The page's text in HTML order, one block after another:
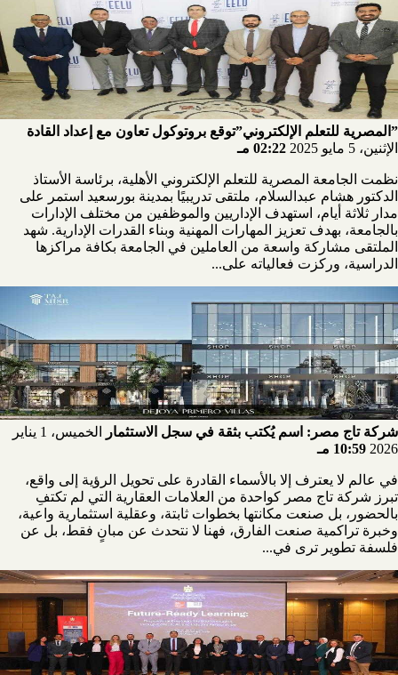
”المصرية للتعلم الإلكتروني”توقع بروتوكول تعاون مع إعداد القادة
الإثنين، 5 مايو 2025
02:22 مـ
نظمت الجامعة المصرية للتعلم الإلكتروني الأهلية، برئاسة الأستاذ
الدكتور هشام عبدالسلام، ملتقى تدريبيًا بمدينة بورسعيد استمر على
مدار ثلاثة أيام، استهدف الإداريين والموظفين من مختلف الإدارات
بالجامعة، بهدف تعزيز المهارات المهنية وبناء القدرات الإدارية. شهد
الملتقى مشاركة واسعة من العاملين في الجامعة بكافة مراكزها
الدراسية، وركزت فعالياته على...
شركة تاج مصر: اسم يُكتب بثقة في سجل الاستثمار
الخميس، 1 يناير
2026 10:59 مـ
في عالم لا يعترف إلا بالأسماء القادرة على تحويل الرؤية إلى واقع،
تبرز شركة تاج مصر كواحدة من العلامات العقارية التي لم تكتفِ
بالحضور، بل صنعت مكانتها بخطوات ثابتة، وعقلية استثمارية واعية،
وخبرة تراكمية صنعت الفارق، فهنا لا نتحدث عن مبانٍ فقط، بل عن
فلسفة تطوير ترى في...